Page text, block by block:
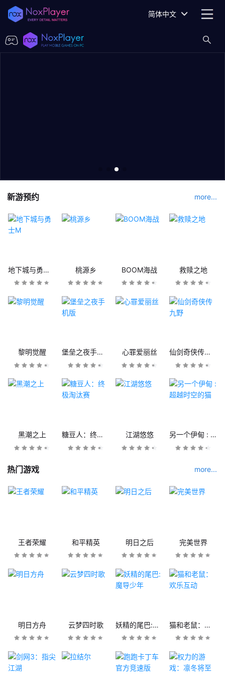
简体中文
新游预约 more...
地下城与勇士M 桃源乡 BOOM海战 救赎之地
黎明觉醒 堡垒之夜手机版 心罪爱丽丝 仙剑奇侠传九野
黑潮之上 糖豆人：终极淘汰赛 江湖悠悠 另一个伊甸 : 超越时空的猫
热门游戏 more...
王者荣耀 和平精英 明日之后 完美世界
明日方舟 云梦四时歌 妖精的尾巴:魔导少年 猫和老鼠：欢乐互动